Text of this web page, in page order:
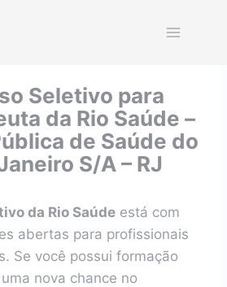
Seletivo para
da Rio Saúde –
de Saúde do
S/A – RJ
da Rio Saúde está com
abertas para profissionais
Se você possui formação
nova chance no